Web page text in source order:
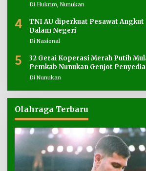
Di Hukrim, Nunukan
4
TNI AU diperkuat Pesawat Angkut
Dalam Negeri
Di Nasional
5
32 Gerai Koperasi Merah Putih
Pemkab Nunukan Genjot
Di Nunukan
Olahraga Terbaru